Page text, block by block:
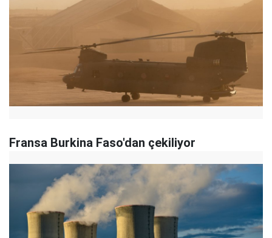
Fransa Burkina Faso'dan çekiliyor